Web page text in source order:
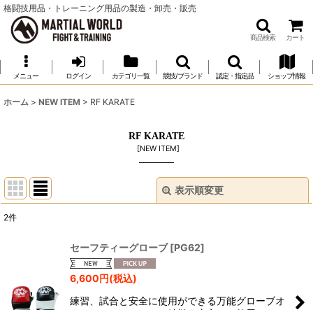
格闘技用品・トレーニング用品の製造・卸売・販売
商品検索 カート
メニュー ログイン カテゴリ一覧 競技/ブランド 認定・指定品 ショップ情報
ホーム > NEW ITEM > RF KARATE
RF KARATE
[NEW ITEM]
表示順変更
絞り込む
2件
セーフティーグローブ [PG62]
6,600円(税込)
練習、試合と安全に使用ができる万能グローブオ